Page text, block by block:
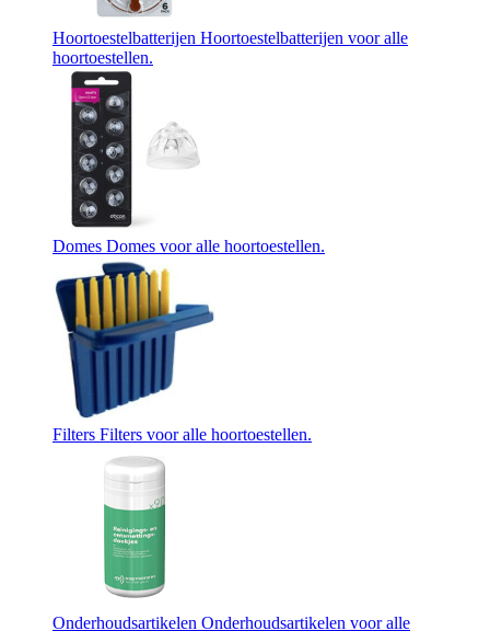
Hoortoestelbatterijen Hoortoestelbatterijen voor alle
hoortoestellen.
Domes Domes voor alle hoortoestellen.
Filters Filters voor alle hoortoestellen.
Onderhoudsartikelen Onderhoudsartikelen voor alle